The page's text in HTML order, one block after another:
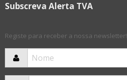
Subscreva Alerta TVA
Registe para receber a nossa newsletter!